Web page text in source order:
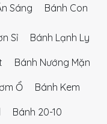
Sáng Bánh Con
Sỉ Bánh Lạnh Ly
Bánh Nướng Mặn
Ổ Bánh Kem
Bánh 20-10